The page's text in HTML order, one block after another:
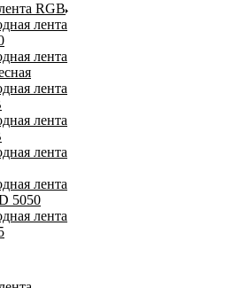
RGB
лента
лента
лента
лента
лента
лента
5050
лента